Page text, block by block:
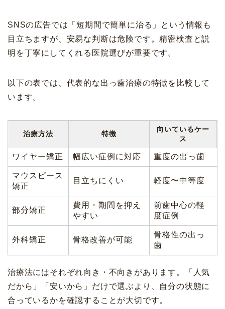
SNSの広告では「短期間で簡単に治る」という情報も
目立ちますが、安易な判断は危険です。精密検査と説
明を丁寧にしてくれる医院選びが重要です。
以下の表では、代表的な出っ歯治療の特徴を比較して
います。
治療方法 特徴
向いているケー
ス
ワイヤー矯正 幅広い症例に対応 重度の出っ歯
マウスピース
矯正
目立ちにくい 軽度〜中等度
部分矯正
費用・期間を抑え
やすい
前歯中心の軽
度症例
外科矯正 骨格改善が可能
骨格性の出っ
歯
治療法にはそれぞれ向き・不向きがあります。「人気
だから」「安いから」だけで選ぶより、自分の状態に
合っているかを確認することが大切です。